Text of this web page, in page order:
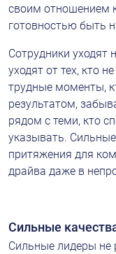
своим отношением
готовностью быть
Сотрудники уходят
уходят от тех, кто
трудные моменты,
результатом,
рядом с теми, кто
указывать.
притяжения для
драйва даже в
Сильные
Сильные лидеры